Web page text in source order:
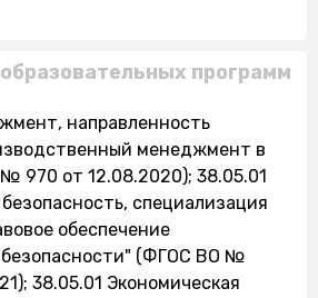
программ
направленность
менеджмент в
970 от 12.08.2020); 38.05.01
специализация
обеспечение
безопасности" (ФГОС ВО №
38.05.01 Экономическая